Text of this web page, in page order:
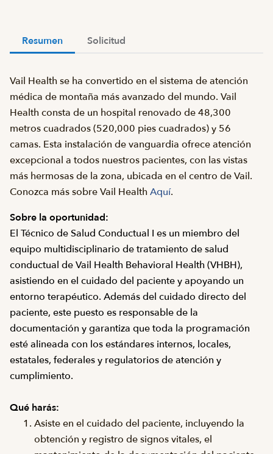
Resumen Solicitud
Vail Health se ha convertido en el sistema de atención
médica de montaña más avanzado del mundo. Vail
Health consta de un hospital renovado de 48,300
metros cuadrados (520,000 pies cuadrados) y 56
camas. Esta instalación de vanguardia ofrece atención
excepcional a todos nuestros pacientes, con las vistas
más hermosas de la zona, ubicada en el centro de Vail.
Conozca más sobre Vail Health Aquí.
Sobre la oportunidad:
El Técnico de Salud Conductual I es un miembro del
equipo multidisciplinario de tratamiento de salud
conductual de Vail Health Behavioral Health (VHBH),
asistiendo en el cuidado del paciente y apoyando un
entorno terapéutico. Además del cuidado directo del
paciente, este puesto es responsable de la
documentación y garantiza que toda la programación
esté alineada con los estándares internos, locales,
estatales, federales y regulatorios de atención y
cumplimiento.
Qué harás:
Asiste en el cuidado del paciente, incluyendo la
obtención y registro de signos vitales, el